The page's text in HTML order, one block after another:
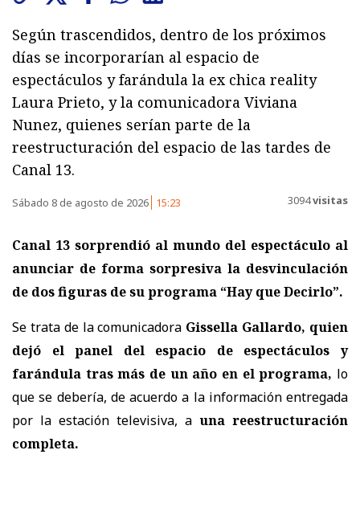
Según trascendidos, dentro de los próximos
días se incorporarían al espacio de
espectáculos y farándula la ex chica reality
Laura Prieto, y la comunicadora Viviana
Nunez, quienes serían parte de la
reestructuración del espacio de las tardes de
Canal 13.
Sábado 8 de agosto de 2026 15:23 3094visitas
Canal 13 sorprendió al mundo del espectáculo al
anunciar de forma sorpresiva la desvinculación
de dos figuras de su programa “Hay que Decirlo”.
Se trata de la comunicadora Gissella Gallardo, quien
dejó el panel del espacio de espectáculos y
farándula tras más de un año en el programa, lo
que se debería, de acuerdo a la información entregada
por la estación televisiva, a una reestructuración
completa.